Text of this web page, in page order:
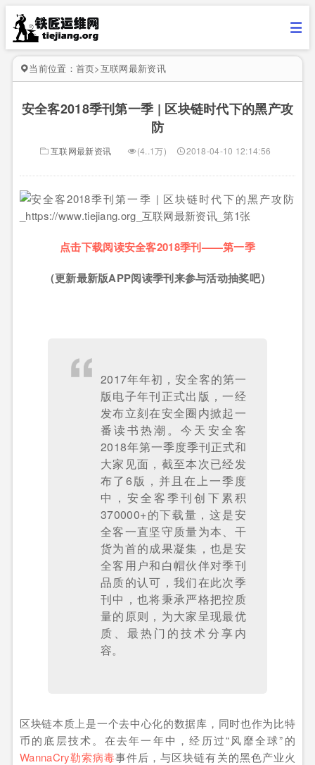
当前位置： 首页>互联网最新资讯
安全客2018季刊第一季 | 区块链时代下的黑产攻
防
互联网最新资讯 (4..1万) 2018-04-10 12:14:56
点击下载阅读安全客2018季刊——第一季
（更新最新版APP阅读季刊来参与活动抽奖吧）
2017年年初，安全客的第一
版电子年刊正式出版，一经
发布立刻在安全圈内掀起一
番读书热潮。今天安全客
2018年第一季度季刊正式和
大家见面，截至本次已经发
布了6版，并且在上一季度
中，安全客季刊创下累积
370000+的下载量，这是安
全客一直坚守质量为本、干
货为首的成果凝集，也是安
全客用户和白帽伙伴对季刊
品质的认可，我们在此次季
刊中，也将秉承严格把控质
量的原则，为大家呈现最优
质、最热门的技术分享内
容。
区块链本质上是一个去中心化的数据库，同时也作为比特
币的底层技术。在去年一年中，经历过“风靡全球”的
WannaCry勒索病毒事件后，与区块链有关的黑色产业火